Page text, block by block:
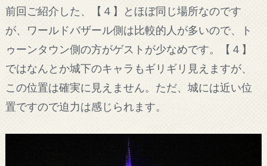
前回ご紹介した、【４】とほぼ同じ場所なのです
が、ワールドバザール側は比較的人が多いので、ト
ゥーンタウン側の方がゲストが少なめです。【４】
ではなんとか城下のキャラもギリギリ見えますが、
この位置は確実に見えません。ただ、城には近い位
置ですので迫力は感じられます。